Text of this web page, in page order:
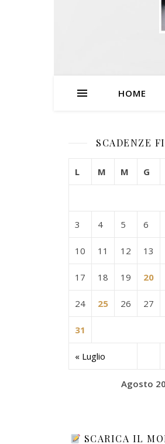
HOME
SCADENZE
Agosto
L M M G
« Luglio
3 4 5 6
10 11 12 13
17 18 19 20
24 25 26 27
31
SCARICA IL